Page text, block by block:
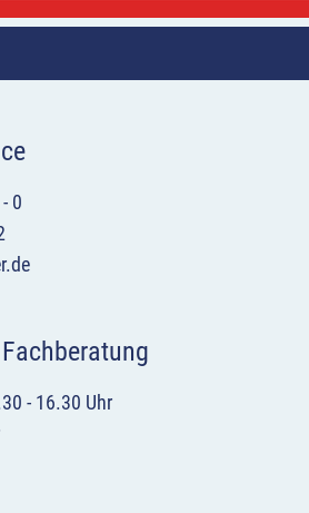
0
- 16.30 Uhr